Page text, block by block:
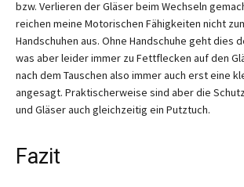
bzw. Verlieren der Gläser beim Wechseln
reichen meine Motorischen Fähigkeiten nicht
Handschuhen aus. Ohne Handschuhe geht dies
was aber leider immer zu Fettflecken auf den
nach dem Tauschen also immer auch erst eine
angesagt. Praktischerweise sind aber die
und Gläser auch gleichzeitig ein Putztuch.
Fazit